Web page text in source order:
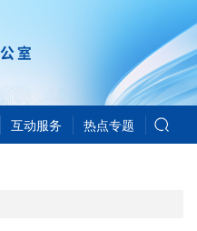
互动服务 热点专题